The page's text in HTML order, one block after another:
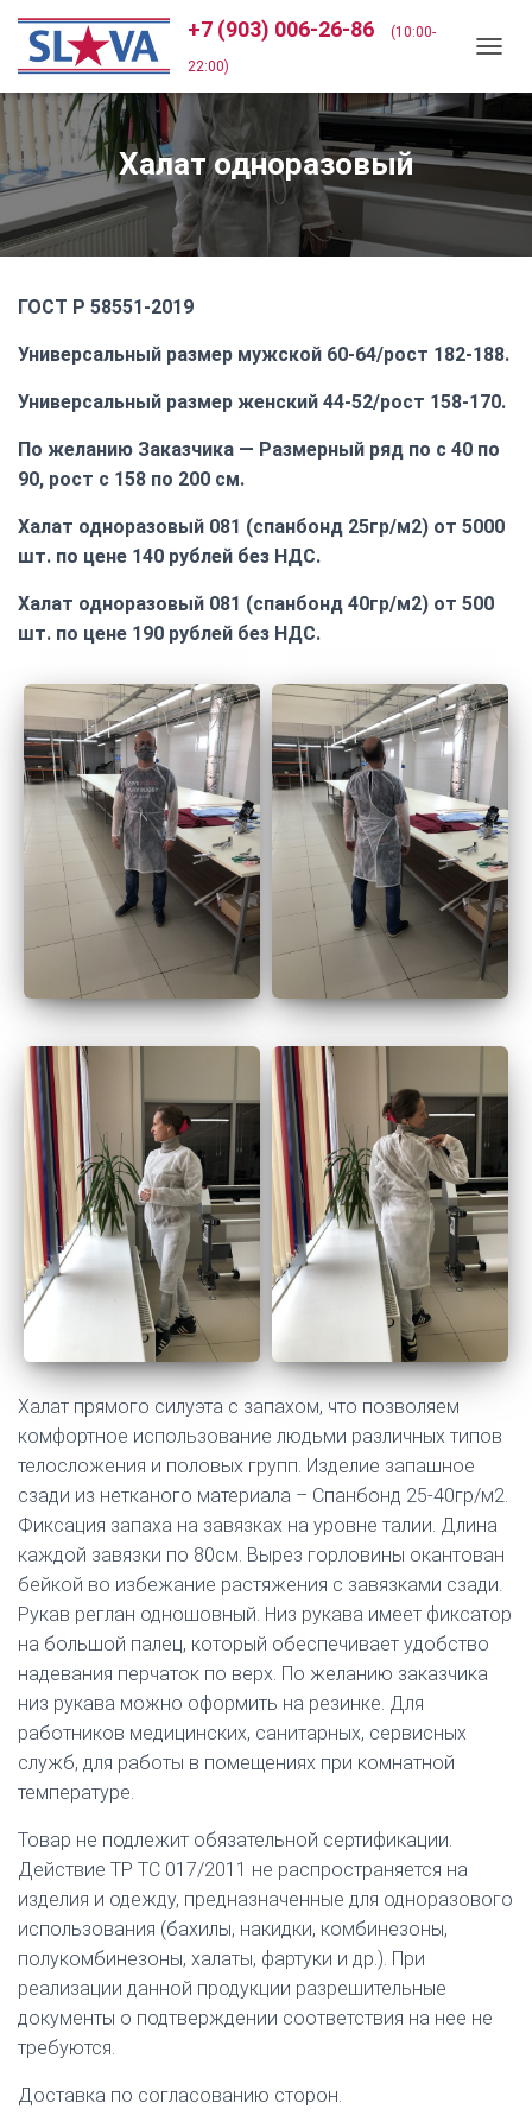
+7 (903) 006-26-86 (10:00-
22:00)
Е
К
В
Г
Ц
Халат одноразовый
ГОСТ Р 58551-2019
Универсальный размер мужской 60-64/рост 182-188.
Универсальный размер женский 44-52/рост 158-170.
По желанию Заказчика — Размерный ряд по с 40 по
90, рост с 158 по 200 см.
Халат одноразовый 081 (спанбонд 25гр/м2) от 5000
шт. по цене 140 рублей без НДС.
Халат одноразовый 081 (спанбонд 40гр/м2) от 500
шт. по цене 190 рублей без НДС.
Халат прямого силуэта с запахом, что позволяем
комфортное использование людьми различных типов
телосложения и половых групп. Изделие запашное
сзади из нетканого материала – Спанбонд 25-40гр/м2.
Фиксация запаха на завязках на уровне талии. Длина
каждой завязки по 80см. Вырез горловины окантован
бейкой во избежание растяжения с завязками сзади.
Рукав реглан одношовный. Низ рукава имеет фиксатор
на большой палец, который обеспечивает удобство
надевания перчаток по верх. По желанию заказчика
низ рукава можно оформить на резинке. Для
работников медицинских, санитарных, сервисных
служб, для работы в помещениях при комнатной
температуре.
Товар не подлежит обязательной сертификации.
Действие ТР ТС 017/2011 не распространяется на
изделия и одежду, предназначенные для одноразового
использования (бахилы, накидки, комбинезоны,
полукомбинезоны, халаты, фартуки и др.). При
реализации данной продукции разрешительные
документы о подтверждении соответствия на нее не
требуются.
Доставка по согласованию сторон.